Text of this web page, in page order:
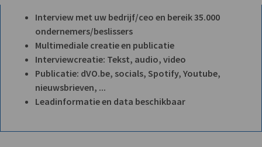
Interview met uw bedrijf/ceo en bereik 35.000
ondernemers/beslissers
Multimediale creatie en publicatie
Interviewcreatie: Tekst, audio, video
Publicatie: dVO.be, socials, Spotify, Youtube,
nieuwsbrieven, ...
Leadinformatie en data beschikbaar